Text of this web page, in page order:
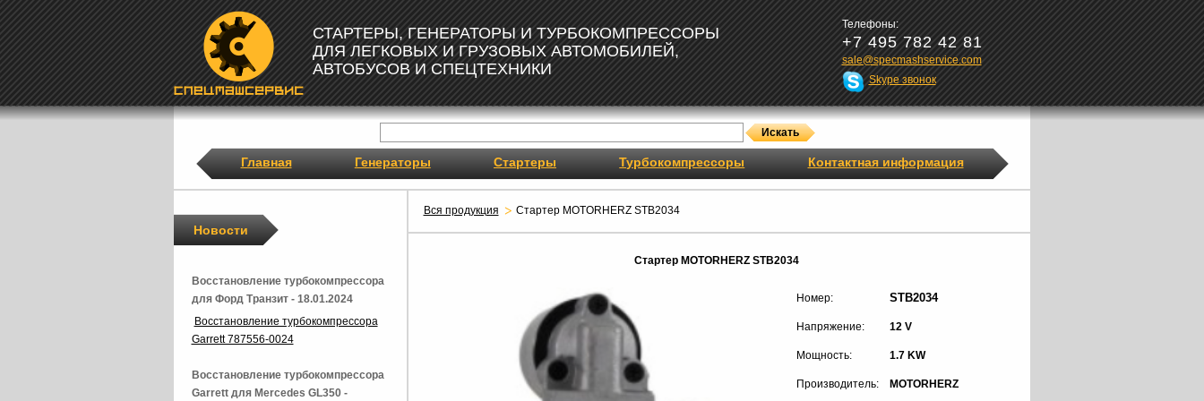
СТАРТЕРЫ, ГЕНЕРАТОРЫ И ТУРБОКОМПРЕССОРЫ
ДЛЯ ЛЕГКОВЫХ И ГРУЗОВЫХ АВТОМОБИЛЕЙ,
АВТОБУСОВ И СПЕЦТЕХНИКИ
Телефоны:
+7 495 782 42 81
sale@specmashservice.com
Skype звонок
Главная Генераторы Стартеры Турбокомпрессоры Контактная информация
Вся продукция Стартер MOTORHERZ STB2034
Стартер MOTORHERZ STB2034
Номер: STB2034
Напряжение: 12 V
Мощность: 1.7 KW
Производитель: MOTORHERZ
Новости
Восстановление турбокомпрессора
для Форд Транзит - 18.01.2024
Восстановление турбокомпрессора
Garrett 787556-0024
Восстановление турбокомпрессора
Garrett для Mercedes GL350 -